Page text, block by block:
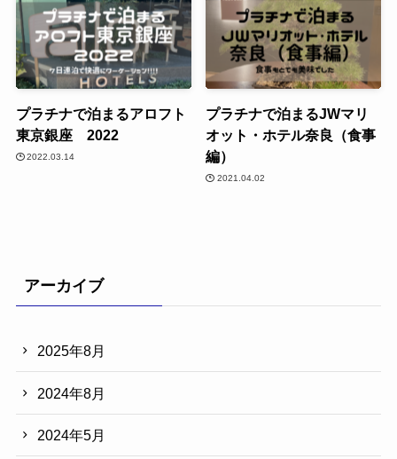
プラチナで泊まるアロフト
東京銀座 2022
2022.03.14
プラチナで泊まるJWマリ
オット・ホテル奈良（食事
編）
2021.04.02
アーカイブ
2025年8月
2024年8月
2024年5月